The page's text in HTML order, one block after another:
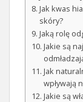
Jak kwas
skóry?
Jaką rolę
Jakie są
Jak
wpływają
Jakie są